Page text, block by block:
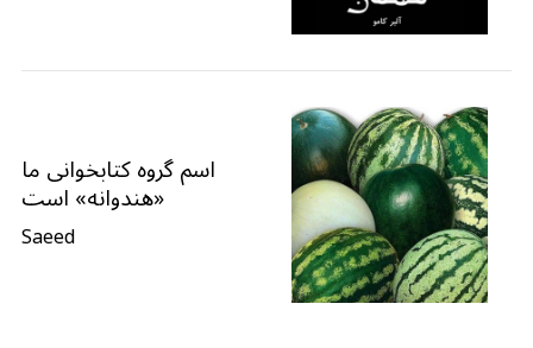
اسم گروه کتابخوانی ما
«هندوانه» است
Saeed